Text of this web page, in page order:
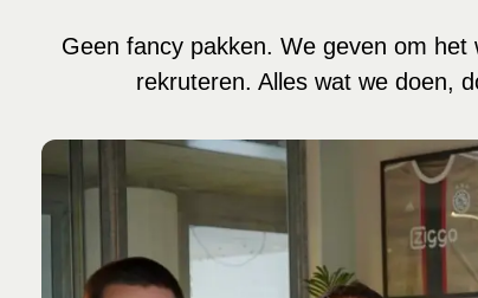
Geen fancy pakken. We geven om
rekruteren. Alles wat we doen,